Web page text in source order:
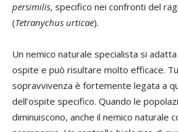
persimilis, specifico nei confronti del
(Tetranychus urticae).
Un nemico naturale specialista si
ospite e può risultare molto efficace.
sopravvivenza è fortemente legata a
dell’ospite specifico. Quando le
diminuiscono, anche il nemico naturale